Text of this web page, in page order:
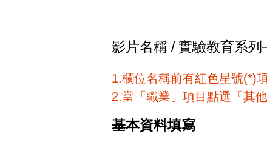
影片名稱 / 實驗教育系
1.欄位名稱前有紅色星號(*)
2.當「職業」項目點選『其
基本資料填寫